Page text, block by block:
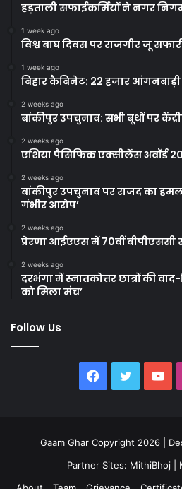
हड़ताली सफाईकर्मियों ने नगर
1 week ago
विश्व बाघ दिवस पर राजगीर जू
1 week ago
बिहार कैबिनेट: 22 हजार आंगनबाड़ी
2 weeks ago
बांकीपुर उपचुनाव: सभी बूथों पर
2 weeks ago
एशिया पैसिफिक एक्सीलेंस अवॉर्ड
2 weeks ago
बांकीपुर उपचुनाव पर राजद का
गंभीर आरोप’
2 weeks ago
प्रेरणा आईएएस में 70वीं बीपीएससी
2 weeks ago
दरभंगा में स्नातकोत्तर छात्रों की वाद-
को मिला मंच’
Follow Us
Facebook
Twitter
Gaam Ghar Copyright 2026 |
Partner Sites: MithiBhoj